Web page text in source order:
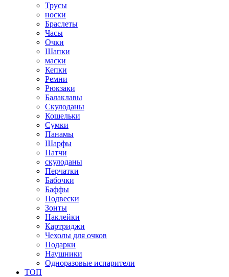
Трусы
носки
Браслеты
Часы
Очки
Шапки
маски
Кепки
Ремни
Рюкзаки
Балаклавы
Скулоданы
Кошельки
Сумки
Панамы
Шарфы
Патчи
скулоданы
Перчатки
Бабочки
Баффы
Подвески
Зонты
Наклейки
Картриджи
Чехолы для очков
Подарки
Наушники
Одноразовые испарители
ТОП